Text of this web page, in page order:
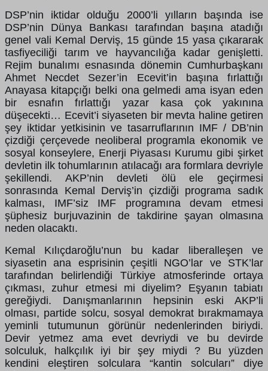
DSP’nin iktidar olduğu 2000’li yılların başında ise
DSP’nin Dünya Bankası tarafından başına atadığı
genel vali Kemal Derviş, 15 günde 15 yasa çıkararak
tasfiyeciliği tarım ve hayvancılığa kadar genişletti.
Rejim bunalımı esnasında dönemin Cumhurbaşkanı
Ahmet Necdet Sezer’in Ecevit’in başına fırlattığı
Anayasa kitapçığı belki ona gelmedi ama isyan eden
bir esnafın fırlattığı yazar kasa çok yakınına
düşecekti… Ecevit’i siyaseten bir mevta haline getiren
şey iktidar yetkisinin ve tasarruflarının IMF / DB’nin
çizdiği çerçevede neoliberal programla ekonomik ve
sosyal konseylere, Enerji Piyasası Kurumu gibi şirket
devletin ilk tohumlarının atılacağı ara formlara devriyle
şekillendi. AKP’nin devleti ölü ele geçirmesi
sonrasında Kemal Derviş’in çizdiği programa sadık
kalması, IMF’siz IMF programına devam etmesi
şüphesiz burjuvazinin de takdirine şayan olmasına
neden olacaktı.
Kemal Kılıçdaroğlu’nun bu kadar liberalleşen ve
siyasetin ana esprisinin çeşitli NGO’lar ve STK’lar
tarafından belirlendiği Türkiye atmosferinde ortaya
çıkması, zuhur etmesi mi diyelim? Eşyanın tabiatı
gereğiydi. Danışmanlarının hepsinin eski AKP’li
olması, partide solcu, sosyal demokrat bırakmamaya
yeminli tutumunun görünür nedenlerinden biriydi.
Devir yetmez ama evet devriydi ve bu devirde
solculuk, halkçılık iyi bir şey miydi ? Bu yüzden
kendini eleştiren solculara “kantin solcuları” diye